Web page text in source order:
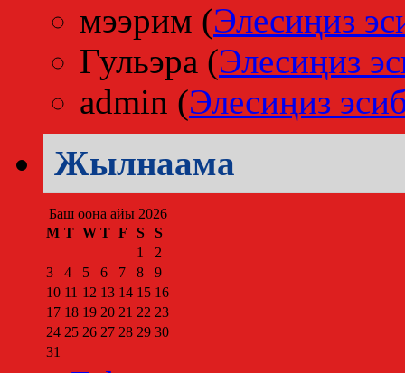
мээрим (Элесиңиз
Гульэра (Элесиңиз
admin (Элесиңиз
Жылнаама
Баш оона айы 2026
M T W T F S
S
1
2
3
4 5 6 7 8
9
10 11 12 13 14 15 16
17 18 19 20 21 22 23
24 25 26 27 28 29 30
31